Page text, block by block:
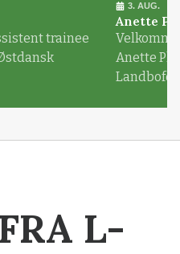
trainee
3. AUG.
Anette
Anette
L-